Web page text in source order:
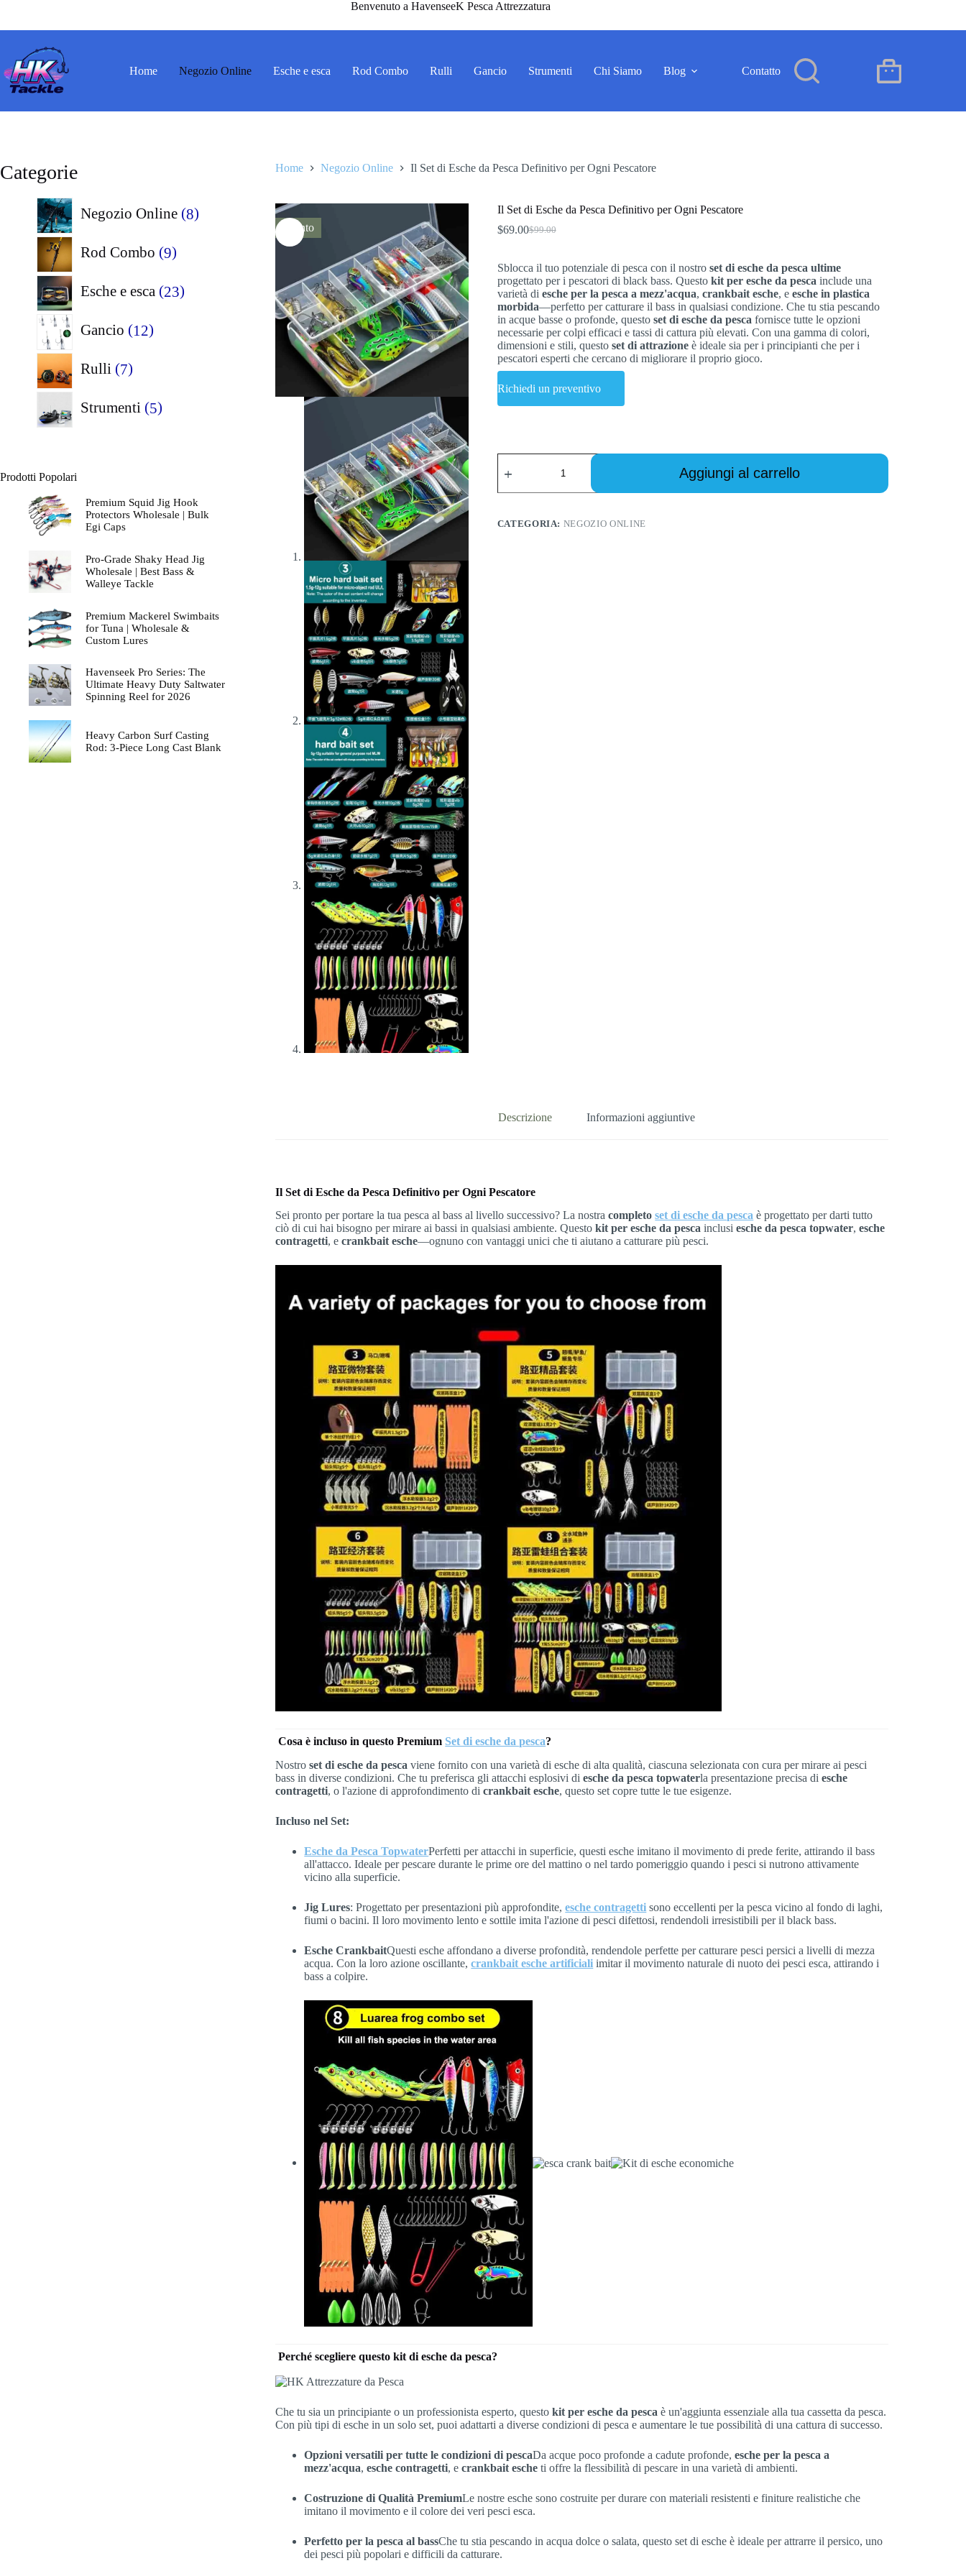
contenuto
Benvenuto a HavenseeK Pesca Attrezzatura
Home Negozio Online Esche e esca Rod Combo Rulli Gancio Strumenti Chi Siamo Blog Contatto Carrello
Home Negozio Online Il Set di Esche da Pesca Definitivo per Ogni Pescatore
Sconto
Il Set di Esche da Pesca Definitivo per Ogni Pescatore
$99.00
Il
originale
era:
$99.00.
$69.00Il
attuale
è:
$69.00.
Sblocca il tuo potenziale di pesca con il nostro set di esche da pesca ultime
progettato per i pescatori di black bass. Questo kit per esche da pesca include una
varietà di esche per la pesca a mezz'acqua, crankbait esche, e esche in plastica
morbida—perfetto per catturare il bass in qualsiasi condizione. Che tu stia pescando
in acque basse o profonde, questo set di esche da pesca fornisce tutte le opzioni
necessarie per colpi efficaci e tassi di cattura più elevati. Con una gamma di colori,
dimensioni e stili, questo set di attrazioneè ideale sia per i principianti che per i
pescatori esperti che cercano di migliorare il proprio gioco.
Richiedi un preventivo
Ultimate
Lure
for
Aggiungi al carrello
CATEGORIA: NEGOZIO ONLINE
Descrizione Informazioni aggiuntive
Il Set di Esche da Pesca Definitivo per Ogni Pescatore
Sei pronto per portare la tua pesca al bass al livello successivo? La nostracompletoset di esche da pesca è progettato per darti tutto
ciò di cui hai bisogno per mirare ai bassi in qualsiasi ambiente. Questokit per esche da pesca inclusiesche da pesca topwater,esche
contragetti, ecrankbait esche—ognuno con vantaggi unici che ti aiutano a catturare più pesci.
Cosa è incluso in questo Premium Set di esche da pesca?
Nostroset di esche da pesca viene fornito con una varietà di esche di alta qualità, ciascuna selezionata con cura per mirare ai pesci
bass in diverse condizioni. Che tu preferisca gli attacchi esplosivi diesche da pesca topwaterla presentazione precisa diesche
contragetti, o l'azione di approfondimento dicrankbait esche, questo set copre tutte le tue esigenze.
Incluso nel Set:
Esche da Pesca TopwaterPerfetti per attacchi in superficie, questi esche imitano il movimento di prede ferite, attirando il bass
all'attacco. Ideale per pescare durante le prime ore del mattino o nel tardo pomeriggio quando i pesci si nutrono attivamente
vicino alla superficie.
Jig Lures: Progettato per presentazioni più approfondite,esche contragetti sono eccellenti per la pesca vicino al fondo di laghi,
fiumi o bacini. Il loro movimento lento e sottile imita l'azione di pesci difettosi, rendendoli irresistibili per il black bass.
Esche CrankbaitQuesti esche affondano a diverse profondità, rendendole perfette per catturare pesci persici a livelli di mezza
acqua. Con la loro azione oscillante,crankbait esche artificiali imitar il movimento naturale di nuoto dei pesci esca, attirando i
bass a colpire.
Perché scegliere questo kit di esche da pesca?
Che tu sia un principiante o un professionista esperto, questokit per esche da pesca è un'aggiunta essenziale alla tua cassetta da pesca.
Con più tipi di esche in un solo set, puoi adattarti a diverse condizioni di pesca e aumentare le tue possibilità di una cattura di successo.
Opzioni versatili per tutte le condizioni di pescaDa acque poco profonde a cadute profonde,esche per la pesca a
mezz'acqua,esche contragetti, ecrankbait esche ti offre la flessibilità di pescare in una varietà di ambienti.
Costruzione di Qualità PremiumLe nostre esche sono costruite per durare con materiali resistenti e finiture realistiche che
imitano il movimento e il colore dei veri pesci esca.
Perfetto per la pesca al bassChe tu stia pescando in acqua dolce o salata, questo set di esche è ideale per attrarre il persico, uno
dei pesci più popolari e difficili da catturare.
Categorie
Negozio Online 88
Rod Combo 99
Esche e esca 2323
Gancio 1212
Rulli
77
Strumenti
55
Prodotti Popolari
Premium Squid Jig Hook
Protectors Wholesale | Bulk
Egi Caps
Pro-Grade Shaky Head Jig
Wholesale | Best Bass &
Walleye Tackle
Premium Mackerel Swimbaits
for Tuna | Wholesale &
Custom Lures
Havenseek Pro Series: The
Ultimate Heavy Duty Saltwater
Spinning Reel for 2026
Heavy Carbon Surf Casting
Rod: 3-Piece Long Cast Blank